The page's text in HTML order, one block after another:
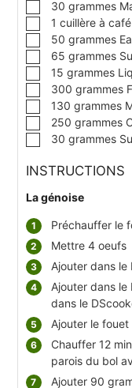
▢
30 grammes
▢1 cuillère à café
▢
50 grammes
▢
65 grammes
▢15 grammes
▢
300 grammes
▢130 grammes
▢
250 grammes
▢
30 grammes
INSTRUCTIONS
La génoise
Préchauffer le
Mettre 4 oeufs
Ajouter dans
Ajouter dans
dans le
Ajouter le fouet
Chauffer 12
parois du bol
Ajouter 90